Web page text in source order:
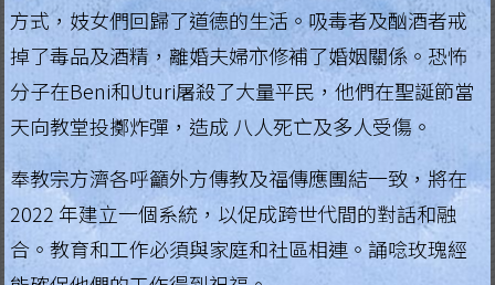
H
o
n
g
K
o
方式，妓女們回歸了道德的生活。吸毒者及酗酒者戒
掉了毒品及酒精，離婚夫婦亦修補了婚姻關係。恐怖
分子在Beni和Uturi屠殺了大量平民，他們在聖誕節當
天向教堂投擲炸彈，造成 八人死亡及多人受傷。
奉教宗方濟各呼籲外方傳教及福傳應團結一致，將在
2022 年建立一個系統，以促成跨世代間的對話和融
合。教育和工作必須與家庭和社區相連。誦唸玫瑰經